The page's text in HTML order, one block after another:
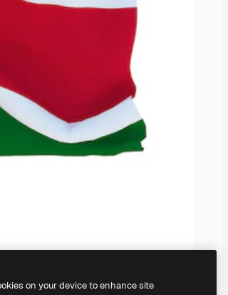
on your device to enhance site